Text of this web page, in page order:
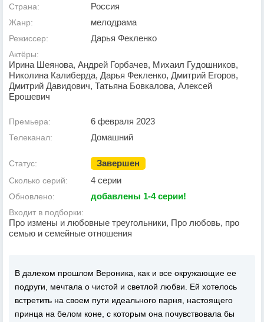
Страна: Россия
Жанр: мелодрама
Режиссер: Дарья Фекленко
Актёры:
Ирина Шеянова, Андрей Горбачев, Михаил Гудошников,
Николина Калиберда, Дарья Фекленко, Дмитрий Егоров,
Дмитрий Давидович, Татьяна Бовкалова, Алексей
Ерошевич
Премьера: 6 февраля 2023
Телеканал: Домашний
Статус: Завершен
Сколько серий: 4 серии
Обновлено: добавлены 1-4 серии!
Входит в подборки:
Про измены и любовные треугольники, Про любовь, про
семью и семейные отношения
В далеком прошлом Вероника, как и все окружающие ее
подруги, мечтала о чистой и светлой любви. Ей хотелось
встретить на своем пути идеального парня, настоящего
принца на белом коне, с которым она почувствовала бы